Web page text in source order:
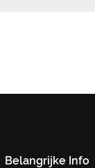
Belangrijke Info